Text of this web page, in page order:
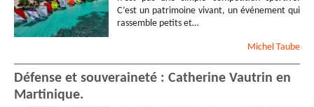
C’est un patrimoine vivant, un événement qui
rassemble petits et…
Michel Taube
Défense et souveraineté : Catherine Vautrin en
Martinique.